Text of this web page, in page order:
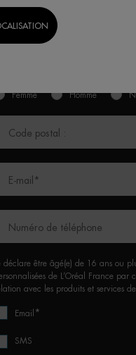
Nom de famille
Femme Homme
Code postal :
E-mail *
Numéro de téléphone
déclare être âgé(e) de 16 ans ou
de L’Oréal France par
avec les produits et services
Email *
SMS